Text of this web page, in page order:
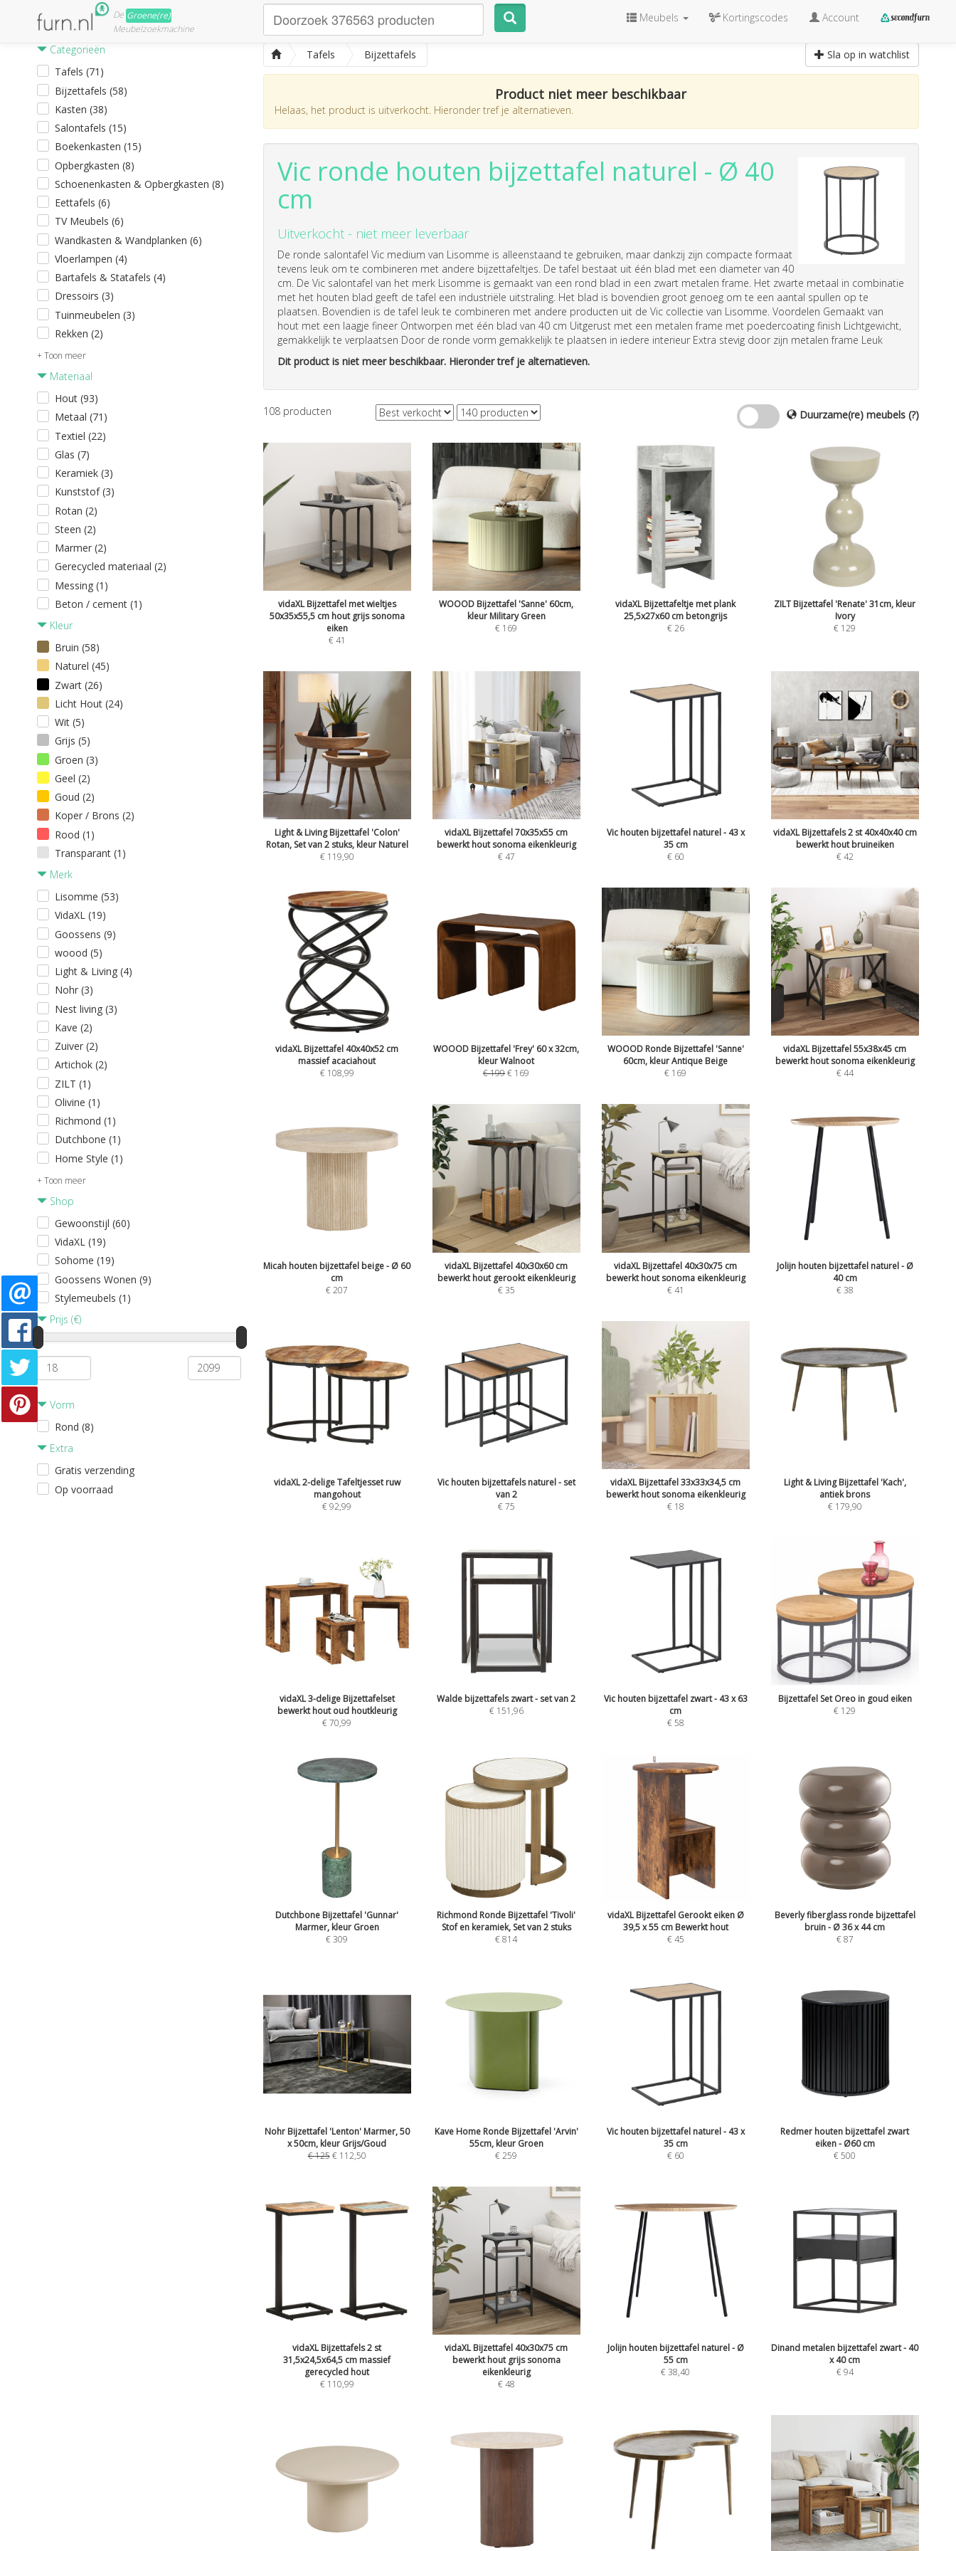
De Groene(re)
Meubelzoekmachine
Meubels Kortingscodes Account
Categorieën
Tafels (71)
Bijzettafels (58)
Kasten (38)
Salontafels (15)
Boekenkasten (15)
Opbergkasten (8)
Schoenenkasten & Opbergkasten (8)
Eettafels (6)
TV Meubels (6)
Wandkasten & Wandplanken (6)
Vloerlampen (4)
Bartafels & Statafels (4)
Dressoirs (3)
Tuinmeubelen (3)
Rekken (2)
+ Toon meer
Materiaal
Hout (93)
Metaal (71)
Textiel (22)
Glas (7)
Keramiek (3)
Kunststof (3)
Rotan (2)
Steen (2)
Marmer (2)
Gerecycled materiaal (2)
Messing (1)
Beton / cement (1)
Kleur
Bruin (58)
Naturel (45)
Zwart (26)
Licht Hout (24)
Wit (5)
Grijs (5)
Groen (3)
Geel (2)
Goud (2)
Koper / Brons (2)
Rood (1)
Transparant (1)
Merk
Lisomme (53)
VidaXL (19)
Goossens (9)
woood (5)
Light & Living (4)
Nohr (3)
Nest living (3)
Kave (2)
Zuiver (2)
Artichok (2)
ZILT (1)
Olivine (1)
Richmond (1)
Dutchbone (1)
Home Style (1)
+ Toon meer
Shop
Gewoonstijl (60)
VidaXL (19)
Sohome (19)
Goossens Wonen (9)
Stylemeubels (1)
Prijs (€)
Vorm
Rond (8)
Extra
Gratis verzending
Op voorraad
Tafels Bijzettafels Sla op in watchlist
Product niet meer beschikbaar
Helaas, het product is uitverkocht. Hieronder tref je alternatieven.
Vic ronde houten bijzettafel naturel - Ø 40
cm
Uitverkocht - niet meer leverbaar
De ronde salontafel Vic medium van Lisomme is alleenstaand te gebruiken, maar dankzij zijn compacte formaat
tevens leuk om te combineren met andere bijzettafeltjes. De tafel bestaat uit één blad met een diameter van 40
cm. De Vic salontafel van het merk Lisomme is gemaakt van een rond blad in een zwart metalen frame. Het zwarte metaal in combinatie
met het houten blad geeft de tafel een industriële uitstraling. Het blad is bovendien groot genoeg om te een aantal spullen op te
plaatsen. Bovendien is de tafel leuk te combineren met andere producten uit de Vic collectie van Lisomme. Voordelen Gemaakt van
hout met een laagje fineer Ontworpen met één blad van 40 cm Uitgerust met een metalen frame met poedercoating finish Lichtgewicht,
gemakkelijk te verplaatsen Door de ronde vorm gemakkelijk te plaatsen in iedere interieur Extra stevig door zijn metalen frame Leuk
Dit product is niet meer beschikbaar. Hieronder tref je alternatieven.
108producten Duurzame(re) meubels (?)
vidaXL Bijzettafel met wieltjes
50x35x55,5 cm hout grijs sonoma
eiken
€41
WOOOD Bijzettafel 'Sanne' 60cm,
kleur Military Green
€ 169
vidaXL Bijzettafeltje met plank
25,5x27x60 cm betongrijs
€26
ZILT Bijzettafel 'Renate' 31cm, kleur
Ivory
€ 129
Light & Living Bijzettafel 'Colon'
Rotan, Set van 2 stuks, kleur Naturel
€ 119,90
vidaXL Bijzettafel 70x35x55 cm
bewerkt hout sonoma eikenkleurig
€47
Vic houten bijzettafel naturel - 43 x
35 cm
€ 60
vidaXL Bijzettafels 2 st 40x40x40 cm
bewerkt hout bruineiken
€42
vidaXL Bijzettafel 40x40x52 cm
massief acaciahout
€ 108,99
WOOOD Bijzettafel 'Frey' 60 x 32cm,
kleur Walnoot
€199€ 169
WOOOD Ronde Bijzettafel 'Sanne'
60cm, kleur Antique Beige
€ 169
vidaXL Bijzettafel 55x38x45 cm
bewerkt hout sonoma eikenkleurig
€44
Micah houten bijzettafel beige - Ø 60
cm
€207
vidaXL Bijzettafel 40x30x60 cm
bewerkt hout gerookt eikenkleurig
€35
vidaXL Bijzettafel 40x30x75 cm
bewerkt hout sonoma eikenkleurig
€41
Jolijn houten bijzettafel naturel - Ø
40 cm
€38
vidaXL 2-delige Tafeltjesset ruw
mangohout
€92,99
Vic houten bijzettafels naturel - set
van 2
€75
vidaXL Bijzettafel 33x33x34,5 cm
bewerkt hout sonoma eikenkleurig
€ 18
Light & Living Bijzettafel 'Kach',
antiek brons
€ 179,90
vidaXL 3-delige Bijzettafelset
bewerkt hout oud houtkleurig
€70,99
Walde bijzettafels zwart - set van 2
€ 151,96
Vic houten bijzettafel zwart - 43 x 63
cm
€58
Bijzettafel Set Oreo in goud eiken
€ 129
Dutchbone Bijzettafel 'Gunnar'
Marmer, kleur Groen
€309
Richmond Ronde Bijzettafel 'Tivoli'
Stof en keramiek, Set van 2 stuks
€814
vidaXL Bijzettafel Gerookt eiken Ø
39,5 x 55 cm Bewerkt hout
€45
Beverly fiberglass ronde bijzettafel
bruin - Ø 36 x 44 cm
€87
Nohr Bijzettafel 'Lenton' Marmer, 50
x 50cm, kleur Grijs/Goud
€125 € 112,50
Kave Home Ronde Bijzettafel 'Arvin'
55cm, kleur Groen
€259
Vic houten bijzettafel naturel - 43 x
35 cm
€ 60
Redmer houten bijzettafel zwart
eiken - Ø60 cm
€500
vidaXL Bijzettafels 2 st
31,5x24,5x64,5 cm massief
gerecycled hout
€ 110,99
vidaXL Bijzettafel 40x30x75 cm
bewerkt hout grijs sonoma
eikenkleurig
€48
Jolijn houten bijzettafel naturel - Ø
55 cm
€38,40
Dinand metalen bijzettafel zwart - 40
x 40 cm
€94